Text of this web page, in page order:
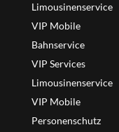
Limousinenservice
VIP Mobile
Bahnservice
VIP Services
Limousinenservice
VIP Mobile
Personenschutz